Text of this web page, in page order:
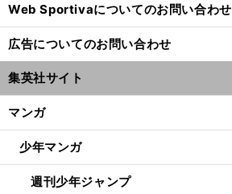
Web Sportivaについてのお問い合わせ
広告についてのお問い合わせ
集英社サイト
マンガ
少年マンガ
週刊少年ジャンプ